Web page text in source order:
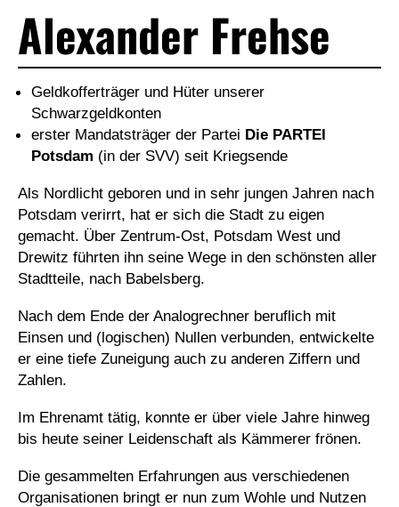
Alexander Frehse
Geldkofferträger und Hüter unserer
Schwarzgeldkonten
erster Mandatsträger der Partei Die PARTEI
Potsdam (in der SVV) seit Kriegsende
Als Nordlicht geboren und in sehr jungen Jahren nach
Potsdam verirrt, hat er sich die Stadt zu eigen
gemacht. Über Zentrum-Ost, Potsdam West und
Drewitz führten ihn seine Wege in den schönsten aller
Stadtteile, nach Babelsberg.
Nach dem Ende der Analogrechner beruflich mit
Einsen und (logischen) Nullen verbunden, entwickelte
er eine tiefe Zuneigung auch zu anderen Ziffern und
Zahlen.
Im Ehrenamt tätig, konnte er über viele Jahre hinweg
bis heute seiner Leidenschaft als Kämmerer frönen.
Die gesammelten Erfahrungen aus verschiedenen
Organisationen bringt er nun zum Wohle und Nutzen